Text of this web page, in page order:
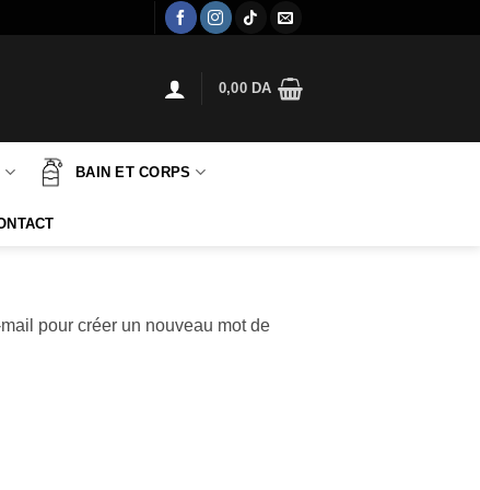
0,00 DA
BAIN ET CORPS
pour créer un nouveau mot de